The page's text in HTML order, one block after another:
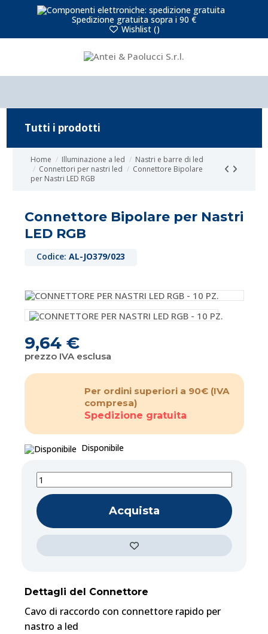
Spedizione gratuita sopra i 90 €
Wishlist ()
Home Illuminazione a led
Nastri e barre di led
Connettori per nastri led
Connettore Bipolare
per Nastri LED RGB
Connettore Bipolare per Nastri
LED RGB
Codice: AL-JO379/023
9,64 €
prezzo IVA esclusa
Per ordini superiori a 90€ (IVA
compresa)
Spedizione gratuita
Disponibile
Acquista
Dettagli del Connettore
Cavo di raccordo con connettore rapido per
nastro a led
Tutti i prodotti